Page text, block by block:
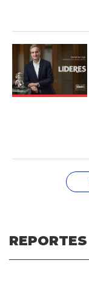
REPORTES